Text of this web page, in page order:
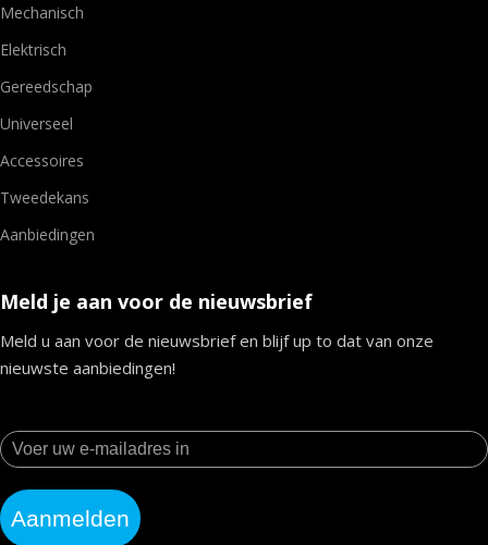
Mechanisch
Elektrisch
Gereedschap
Universeel
Accessoires
Tweedekans
Aanbiedingen
Meld je aan voor de nieuwsbrief
Meld u aan voor de nieuwsbrief en blijf up to dat van onze
nieuwste aanbiedingen!
Aanmelden